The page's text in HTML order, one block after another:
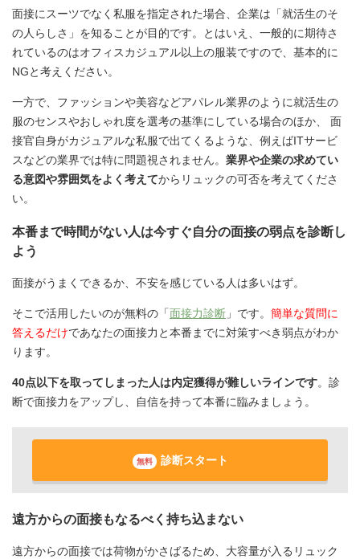
面接にスーツでなく私服を指定された場合、企業は「就活生のそ
の人らしさ」を知ることが目的です。とはいえ、一般的に期待さ
れているのはオフィスカジュアル以上の服装ですので、基本的に
NGと考えください。
一方で、ファッションや美容などアパレル業界のように就活生の
服のセンスやおしゃれ度を選考の基準にしている場合のほか、 面
接官自身がカジュアルな私服で出てくるような、例えばITサービ
スなどの業界では特に問題視されません。 業界や企業の求めてい
る意図や雰囲気をよく考えてからリュックの可否を考えてくださ
い。️
本番まで時間がない人は今すぐ自分の面接の弱点を診断し
よう
面接がうまくできるか、不安を感じている人は多いはず。
そこで活用したいのが無料の「面接力診断 」です。 簡単な質問に
答えるだけであなたの面接力と本番までに対策すべき弱点がわか
ります。
40点以下を取ってしまった人は内定獲得が難しいラインです。診
断で面接力をアップし、自信を持って本番に臨みましょう。
無料 診断スタート
遠方からの面接もなるべく持ち込まない
遠方からの面接では荷物がかさばるため、大容量が入るリュック